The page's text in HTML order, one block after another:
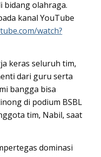
bidang olahraga.
kanal YouTube
watch?
keras seluruh tim,
dari guru serta
bangga bisa
di podium BSBL
tim, Nabil, saat
dominasi